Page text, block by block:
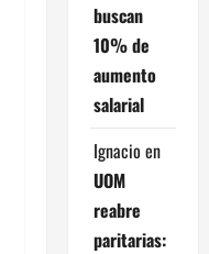
buscan
10% de
aumento
salarial
Ignacio en
UOM
reabre
paritarias: